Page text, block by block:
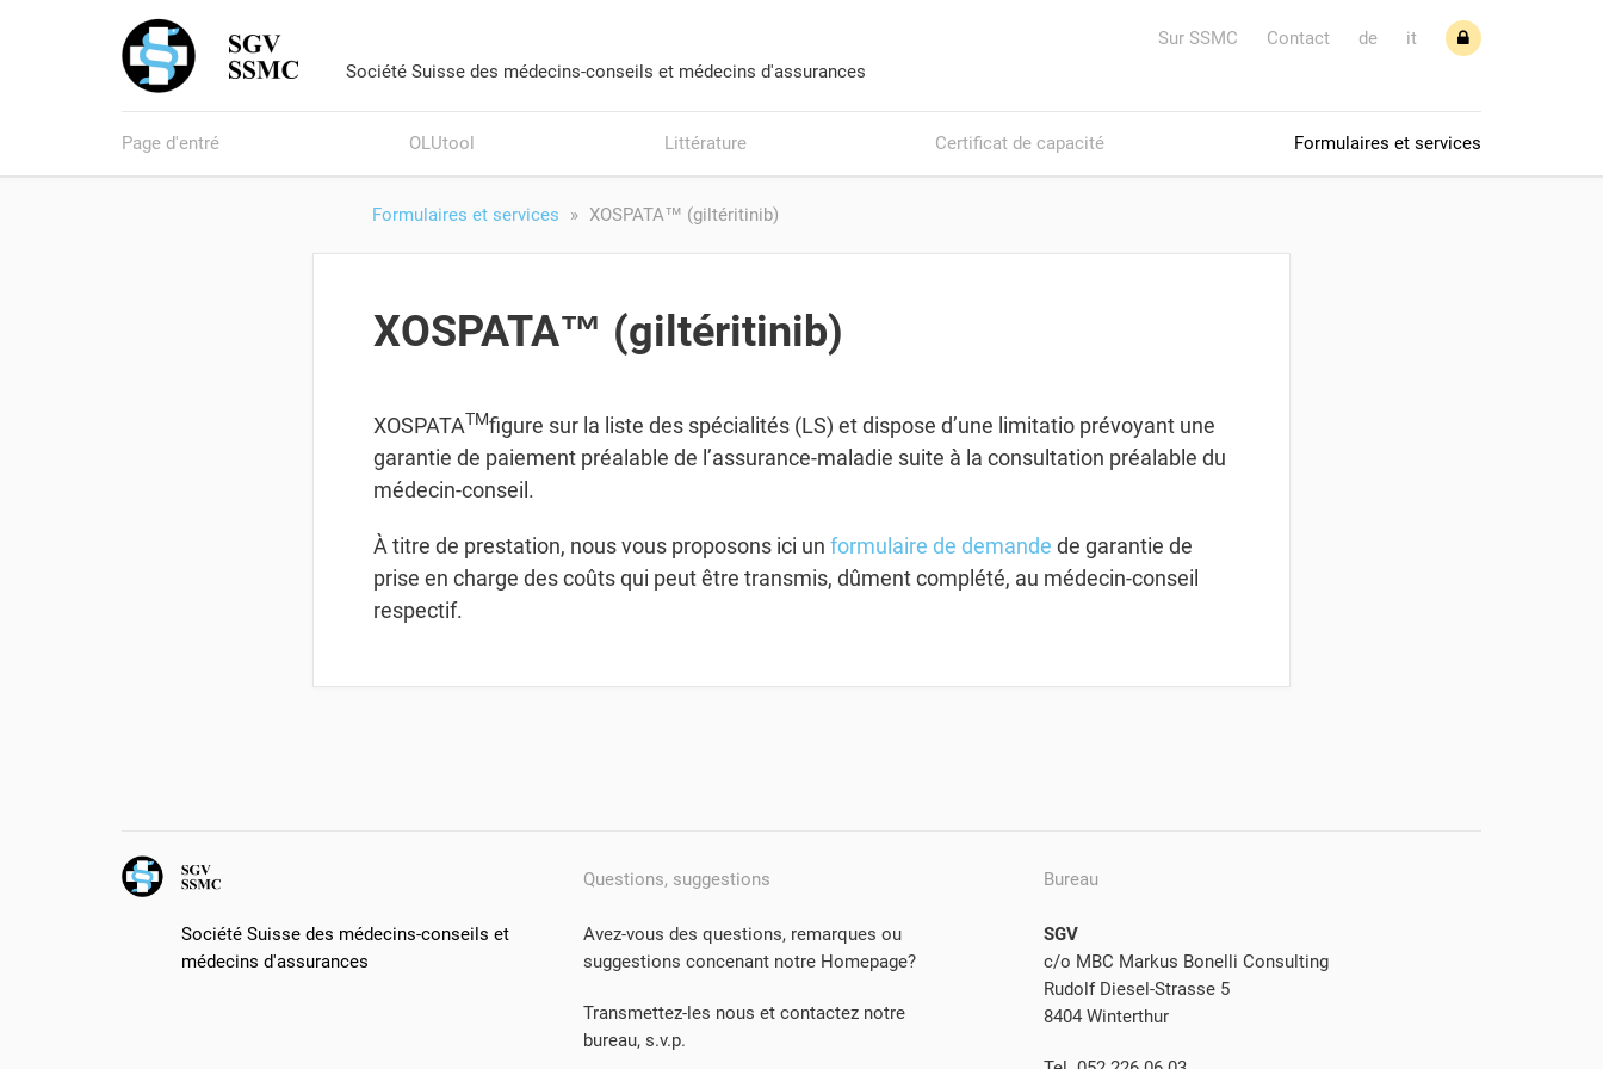
Sur SSMC Contact de
it
Société Suisse des médecins-conseils et médecins d'assurances
Page d'entré OLUtool Littérature Certificat de capacité Formulaires et services
Formulaires et services XOSPATA™ (giltéritinib)
XOSPATA™ (giltéritinib)
XOSPATATMfigure sur la liste des spécialités (LS) et dispose d’une limitatio prévoyant une
garantie de paiement préalable de l’assurance-maladie suite à la consultation préalable du
médecin-conseil.
À titre de prestation, nous vous proposons ici un formulaire de demande de garantie de
prise en charge des coûts qui peut être transmis, dûment complété, au médecin-conseil
respectif.
Société Suisse des médecins-conseils et
médecins d'assurances
Questions, suggestions
Avez-vous des questions, remarques ou
suggestions concenant notre Homepage?
Transmettez-les nous et contactez notre
bureau, s.v.p.
Bureau
SGV
c/o MBC Markus Bonelli Consulting
Rudolf Diesel-Strasse 5
8404 Winterthur